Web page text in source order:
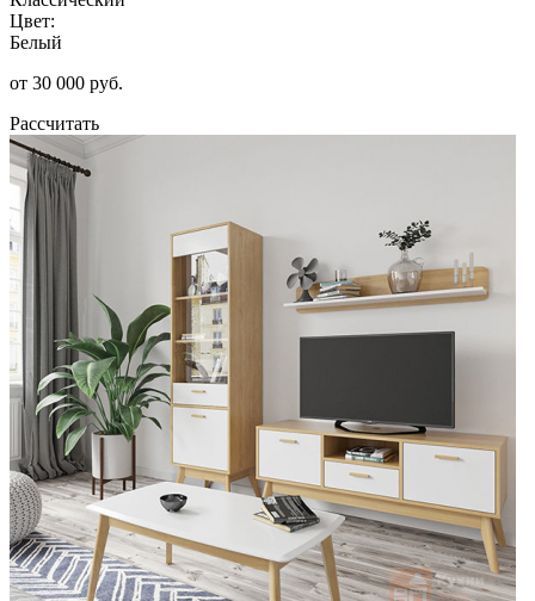
Цвет:
Белый
от 30 000 руб.
Рассчитать